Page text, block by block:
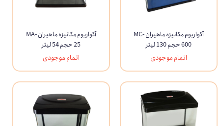
آکواریوم مکانیزه ماهیران MC-
600 حجم 130 لیتر
اتمام موجودی
آکواریوم مکانیزه ماهیران MA-
25 حجم 54 لیتر
اتمام موجودی